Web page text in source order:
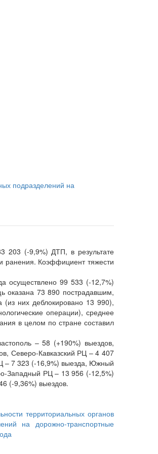
подразделений на
203 (-9,9%) ДТП, в результате
ранения. Коэффициент тяжести
осуществлено 99 533 (-12,7%)
оказана 73 890 пострадавшим,
(из них деблокировано 13 990),
операции), среднее
в целом по стране составил
– 58 (+190%) выездов,
Северо-Кавказский РЦ – 4 407
– 7 323 (-16,9%) выезда, Южный
Западный РЦ – 13 956 (-12,5%)
(-9,36%) выездов.
территориальных органов
на дорожно-транспортные